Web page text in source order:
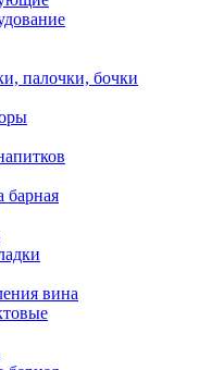
палочки, бочки
барная
вина